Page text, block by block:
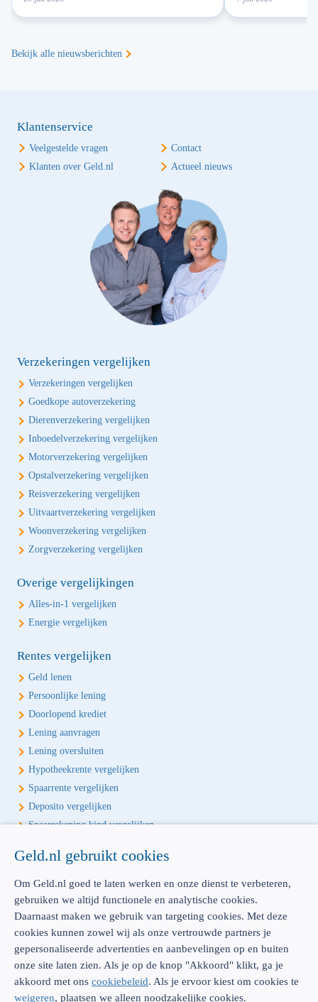
Bekijk alle nieuwsberichten
Klantenservice
Veelgestelde vragen
Contact
Klanten over Geld.nl
Actueel nieuws
Verzekeringen vergelijken
Verzekeringen vergelijken
Goedkope autoverzekering
Dierenverzekering vergelijken
Inboedelverzekering vergelijken
Motorverzekering vergelijken
Opstalverzekering vergelijken
Reisverzekering vergelijken
Uitvaartverzekering vergelijken
Woonverzekering vergelijken
Zorgverzekering vergelijken
Overige vergelijkingen
Alles-in-1 vergelijken
Energie vergelijken
Rentes vergelijken
Geld lenen
Persoonlijke lening
Doorlopend krediet
Lening aanvragen
Lening oversluiten
Hypotheekrente vergelijken
Spaarrente vergelijken
Deposito vergelijken
Spaarrekening kind vergelijken
Écht onafhankelijk vergelijken
Geld.nl is de écht onafhankelijke vergelijker voor je verzekeringen en
bankproducten. Vergelijk, kies het beste product voor jou en betaal
geen euro te veel!
AFM: 12039914 300.014480
Geld.nl gebruikt cookies
Om Geld.nl goed te laten werken en onze dienst te verbeteren,
gebruiken we altijd functionele en analytische cookies.
Daarnaast maken we gebruik van targeting cookies. Met deze
cookies kunnen zowel wij als onze vertrouwde partners je
gepersonaliseerde advertenties en aanbevelingen op en buiten
onze site laten zien. Als je op de knop "Akkoord" klikt, ga je
akkoord met ons cookiebeleid. Als je ervoor kiest om cookies te
weigeren, plaatsen we alleen noodzakelijke cookies.